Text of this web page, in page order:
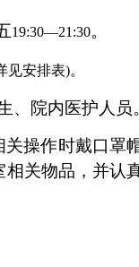
19:30—21 :30。
安排表)。
、院内医护人员
操作时戴口罩
关物品，并认